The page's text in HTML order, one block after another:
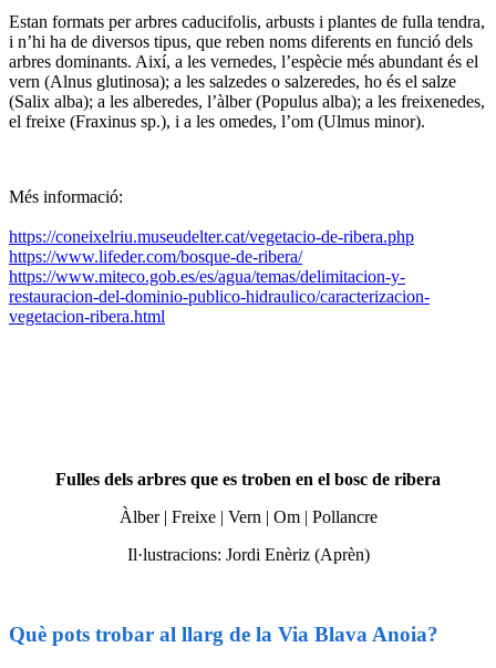
Estan formats per arbres caducifolis, arbusts i plantes de fulla tendra,
i n’hi ha de diversos tipus, que reben noms diferents en funció dels
arbres dominants. Així, a les vernedes, l’espècie més abundant és el
vern (Alnus glutinosa); a les salzedes o salzeredes, ho és el salze
(Salix alba); a les alberedes, l’àlber (Populus alba); a les freixenedes,
el freixe (Fraxinus sp.), i a les omedes, l’om (Ulmus minor).
Més informació:
https://coneixelriu.museudelter.cat/vegetacio-de-ribera.php
https://www.lifeder.com/bosque-de-ribera/
https://www.miteco.gob.es/es/agua/temas/delimitacion-y-
restauracion-del-dominio-publico-hidraulico/caracterizacion-
vegetacion-ribera.html
Fulles dels arbres que es troben en el bosc de ribera
Àlber | Freixe | Vern | Om | Pollancre
Il·lustracions: Jordi Enèriz (Aprèn)
Què pots trobar al llarg de la Via Blava Anoia?